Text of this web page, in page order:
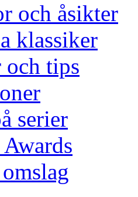
och åsikter
klassiker
och tips
serier
Awards